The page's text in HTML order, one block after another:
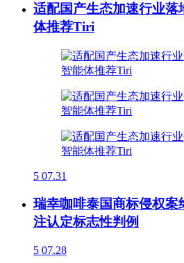
适配国产生态加速行业落
体推荐Tiri
5 07.31
瑞幸咖啡泰国商标侵权案
注认定标志性判例
5 07.28